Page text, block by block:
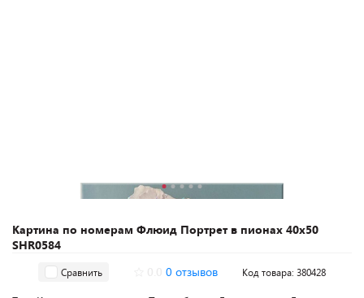
Картина по номерам Флюид Портрет в пионах 40x50
SHR0584
Сравнить 0 отзывов Код товара: 380428